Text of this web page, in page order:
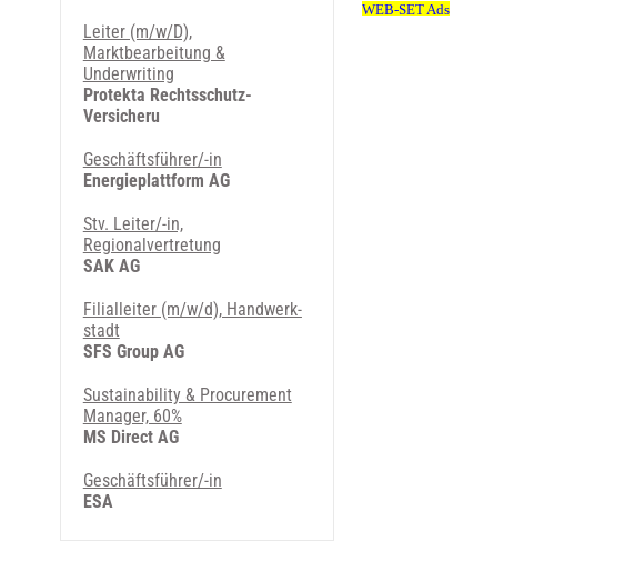
Leiter (m/w/D),
Marktbearbeitung &
Underwriting
Protekta Rechtsschutz-
Versicheru
Geschäftsführer/-in
Energieplattform AG
Stv. Leiter/-in,
Regionalvertretung
SAK AG
Fi­li­al­lei­ter (m/w/d), Hand­werk­
stadt
SFS Group AG
Sustainability & Procurement
Manager, 60%
MS Direct AG
Geschäftsführer/-in
ESA